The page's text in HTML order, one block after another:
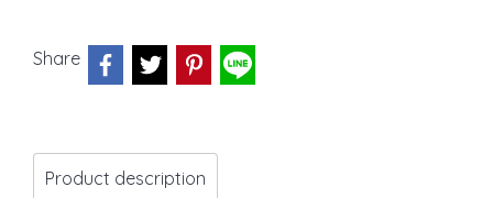
Share
Product description